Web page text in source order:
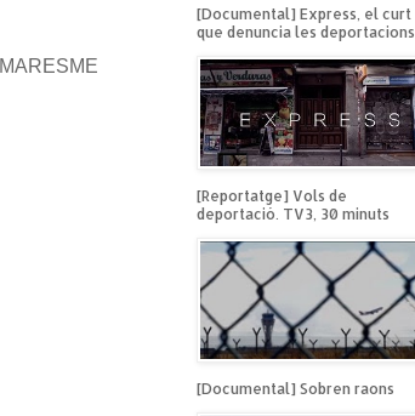
MARESME
[Documental] Express, el curt
que denuncia les deportacions
[Reportatge] Vols de
deportació. TV3, 30 minuts
[Documental] Sobren raons